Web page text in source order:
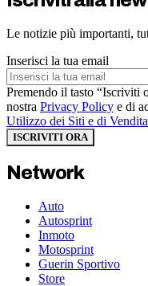
Le notizie più importanti,
Inserisci la tua email
Premendo il tasto “Iscriviti
nostra Privacy Policy e di
Utilizzo dei Siti e di Vendita
ISCRIVITI ORA
Network
Auto
Autosprint
Inmoto
Motosprint
Guerin Sportivo
Store